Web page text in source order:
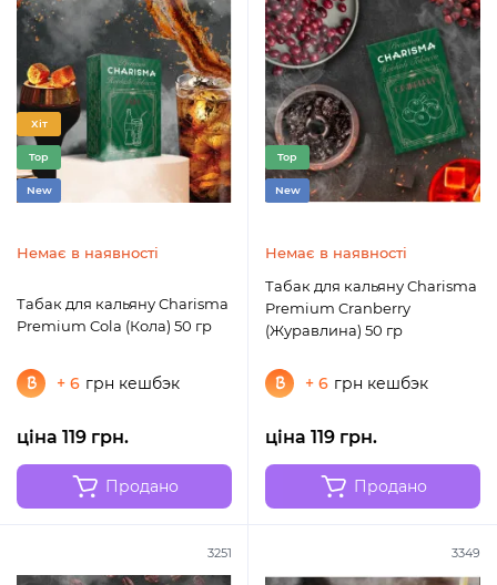
Хіт
Top
New
Немає в наявності
Табак для кальяну Charisma
Premium Cola (Кола) 50 гр
+ 6 грн кешбэк
ціна 119 грн.
Продано
Top
New
Немає в наявності
Табак для кальяну Charisma
Premium Cranberry
(Журавлина) 50 гр
+ 6 грн кешбэк
ціна 119 грн.
Продано
3251 3349